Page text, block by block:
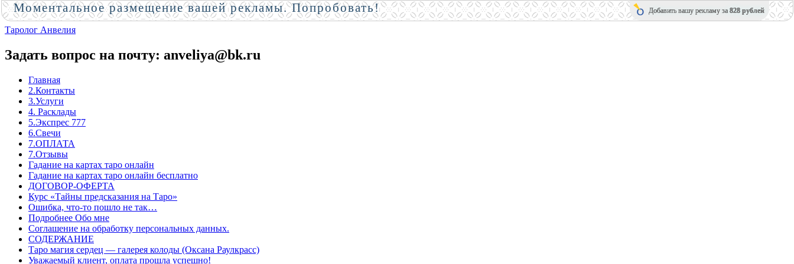
Таролог Анвелия
Задать вопрос на почту: anveliya@bk.ru
Главная
2.Контакты
3.Услуги
4. Расклады
5.Экспрес 777
6.Свечи
7.ОПЛАТА
7.Отзывы
Гадание на картах таро онлайн
Гадание на картах таро онлайн бесплатно
ДОГОВОР-ОФЕРТА
Курс «Тайны предсказания на Таро»
Ошибка, что-то пошло не так…
Подробнее Обо мне
Соглашение на обработку персональных данных.
СОДЕРЖАНИЕ
Таро магия сердец — галерея колоды (Оксана Раулкрасс)
Уважаемый клиент, оплата прошла успешно!
Моментальное размещение вашей рекламы. Попробовать! Добавить вашу рекламу за 828 рублей